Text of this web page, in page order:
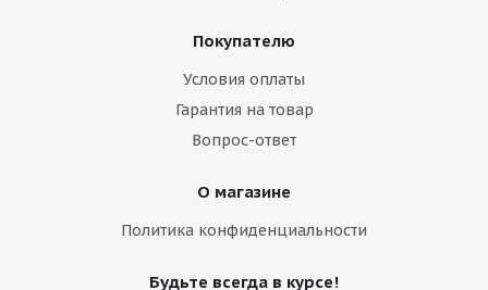
Покупателю
Условия оплаты
Гарантия на товар
Вопрос-ответ
О магазине
Политика конфиденциальности
Будьте всегда в курсе!